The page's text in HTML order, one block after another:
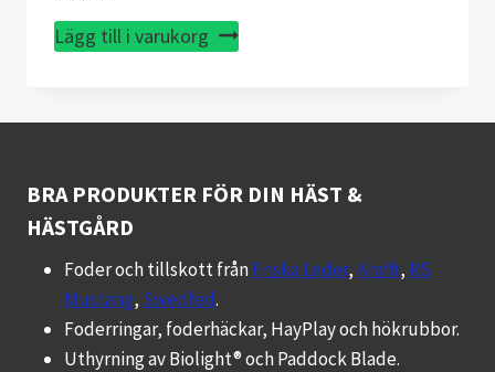
Lägg till i varukorg
BRA PRODUKTER FÖR DIN HÄST &
HÄSTGÅRD
Foder och tillskott frånFriska Leder, Krafft, RS
Mustang, Swedfed.
Foderringar, foderhäckar, HayPlay och hökrubbor.
Uthyrning av Biolight® och Paddock Blade.